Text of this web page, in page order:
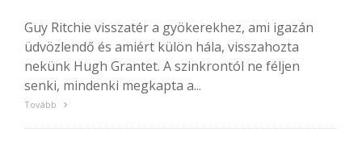
Guy Ritchie visszatér a gyökerekhez, ami igazán
üdvözlendő és amiért külön hála, visszahozta
nekünk Hugh Grantet. A szinkrontól ne féljen
senki, mindenki megkapta a...
Tovább